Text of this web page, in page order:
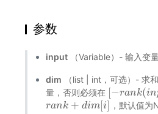
参数
input （Variable）- 输入变
dim （list | int，可选）- 求
量，否则必须在 [−rank(in
−rank(input
rank + dim[i]
rank+ dim[i] ，默认值为